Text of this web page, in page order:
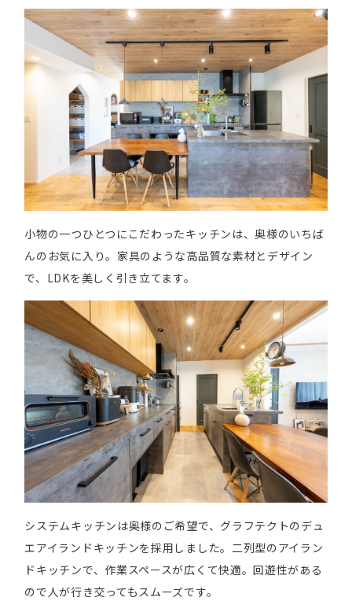
小物の一つひとつにこだわったキッチンは、奥様のいちば
んのお気に入り。家具のような高品質な素材とデザイン
で、LDKを美しく引き立てます。
システムキッチンは奥様のご希望で、グラフテクトのデュ
エアイランドキッチンを採用しました。二列型のアイラン
ドキッチンで、作業スペースが広くて快適。回遊性がある
ので人が行き交ってもスムーズです。